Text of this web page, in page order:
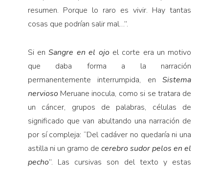
resumen. Porque lo raro es vivir. Hay tantas
cosas que podrían salir mal…”.
Si enSangre en el ojo el corte era un motivo
que daba forma a la narración
permanentemente interrumpida, enSistema
nervioso Meruane inocula, como si se tratara de
un cáncer, grupos de palabras, células de
significado que van abultando una narración de
por sí compleja: “Del cadáver no quedaría ni una
astilla ni un gramo decerebro sudor pelos en el
pecho”. Las cursivas son del texto y estas